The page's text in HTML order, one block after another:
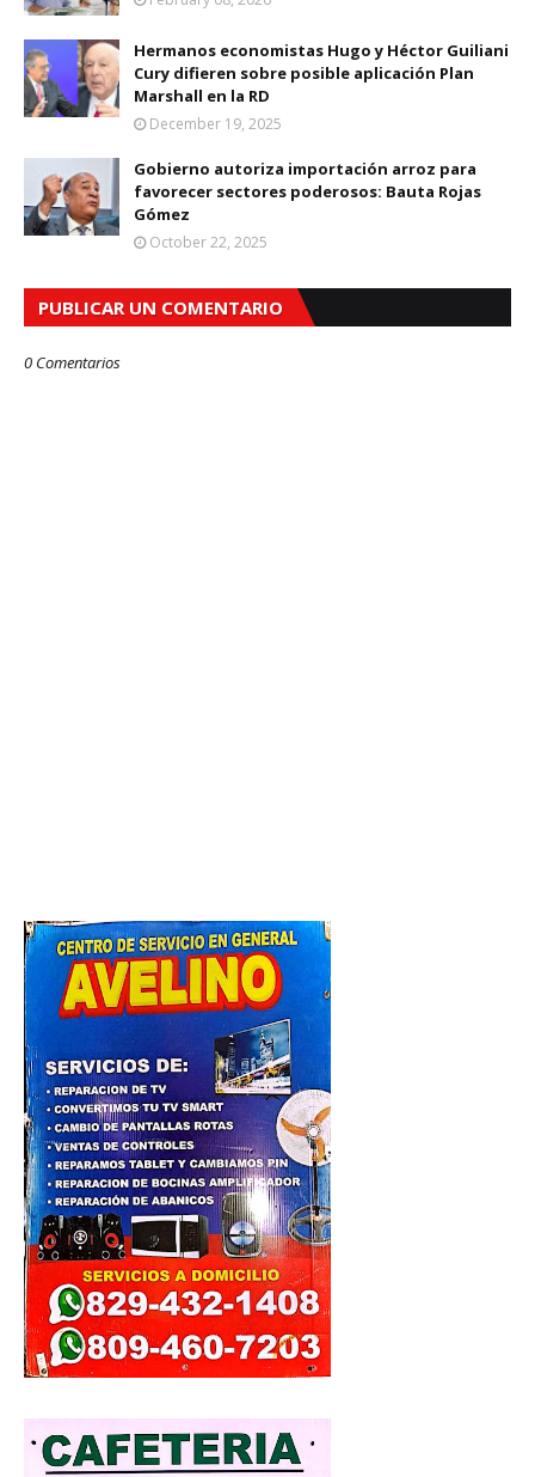
Hermanos economistas Hugo y Héctor Guiliani
Cury difieren sobre posible aplicación Plan
Marshall en la RD
December 19, 2025
Gobierno autoriza importación arroz para
favorecer sectores poderosos: Bauta Rojas
Gómez
October 22, 2025
PUBLICAR UN COMENTARIO
0 Comentarios